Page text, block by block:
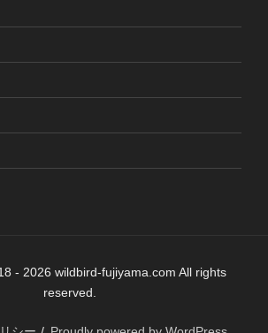
- 2026 wildbird-fujiyama.com All rights
reserved.